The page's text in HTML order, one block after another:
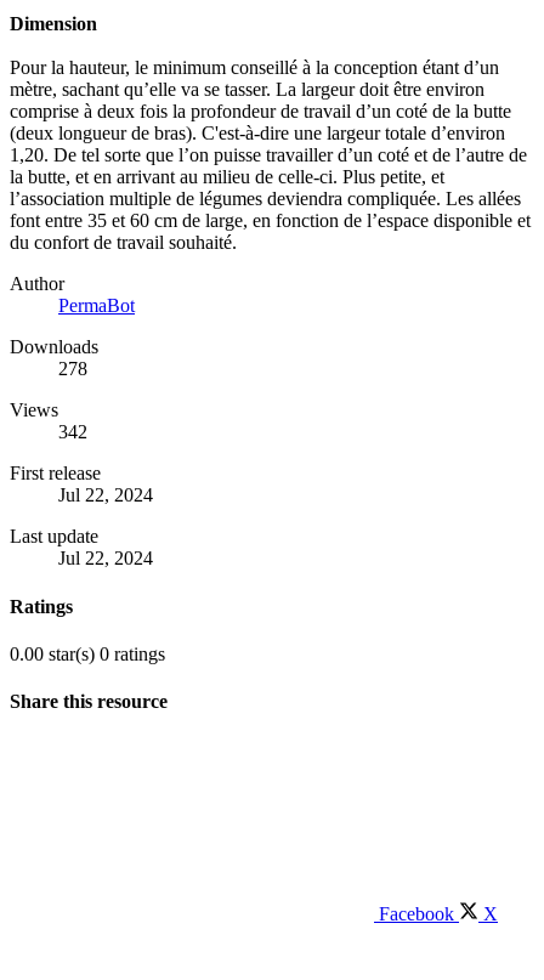
Dimension
Pour la hauteur, le minimum conseillé à la conception étant d’un
mètre, sachant qu’elle va se tasser. La largeur doit être environ
comprise à deux fois la profondeur de travail d’un coté de la butte
(deux longueur de bras). C'est-à-dire une largeur totale d’environ
1,20. De tel sorte que l’on puisse travailler d’un coté et de l’autre de
la butte, et en arrivant au milieu de celle-ci. Plus petite, et
l’association multiple de légumes deviendra compliquée. Les allées
font entre 35 et 60 cm de large, en fonction de l’espace disponible et
du confort de travail souhaité.
Author
PermaBot
Downloads
278
Views
342
First release
Jul 22, 2024
Last update
Jul 22, 2024
Ratings
0.00 star(s) 0 ratings
Share this resource
Facebook X